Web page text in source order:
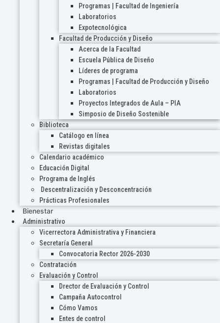
Programas | Facultad de Ingeniería
Laboratorios
Expotecnológica
Facultad de Producción y Diseño
Acerca de la Facultad
Escuela Pública de Diseño
Líderes de programa
Programas | Facultad de Producción y Diseño
Laboratorios
Proyectos Integrados de Aula – PIA
Simposio de Diseño Sostenible
Biblioteca
Catálogo en línea
Revistas digitales
Calendario académico
Educación Digital
Programa de Inglés
Descentralización y Desconcentración
Prácticas Profesionales
Bienestar
Administrativo
Vicerrectora Administrativa y Financiera
Secretaría General
Convocatoria Rector 2026-2030
Contratación
Evaluación y Control
Drector de Evaluación y Control
Campaña Autocontrol
Cómo Vamos
Entes de control